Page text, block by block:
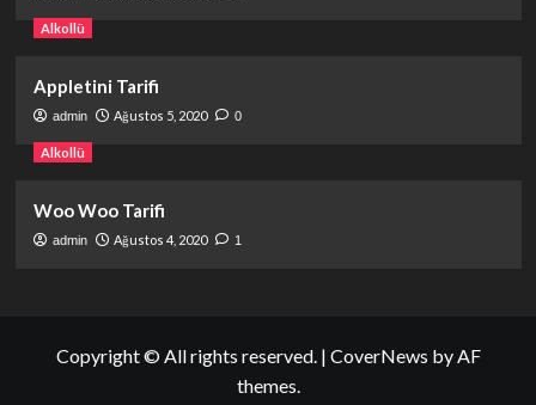
Alkollü
Appletini Tarifi
admin Ağustos 5, 2020 0
Alkollü
Woo Woo Tarifi
admin Ağustos 4, 2020 1
Copyright © All rights reserved. | CoverNews by AF
themes.